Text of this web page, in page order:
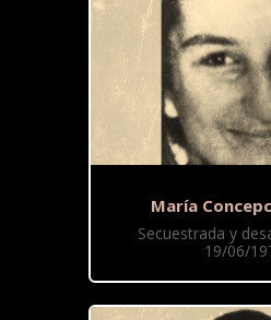
María
Secuestrada y
19/06/